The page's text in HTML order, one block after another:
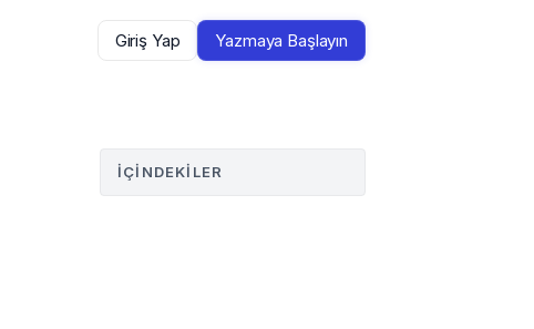
Giriş Yap Yazmaya Başlayın
İÇINDEKILER